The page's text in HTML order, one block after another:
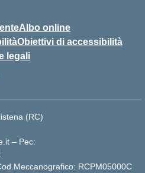
Albo online
Obiettivi di accessibilità
legali
(RC)
– Pec:
RCPM05000C